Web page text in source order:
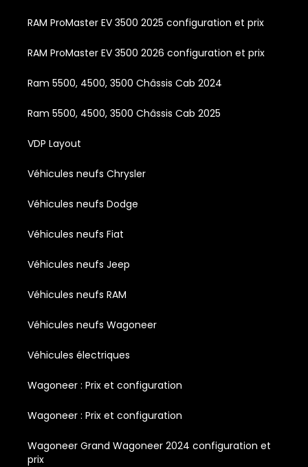
RAM ProMaster EV 3500 2025 configuration et prix
RAM ProMaster EV 3500 2026 configuration et prix
Ram 5500, 4500, 3500 Châssis Cab 2024
Ram 5500, 4500, 3500 Châssis Cab 2025
VDP Layout
Véhicules neufs Chrysler
Véhicules neufs Dodge
Véhicules neufs Fiat
Véhicules neufs Jeep
Véhicules neufs RAM
Véhicules neufs Wagoneer
Véhicules électriques
Wagoneer : Prix et configuration
Wagoneer : Prix et configuration
Wagoneer Grand Wagoneer 2024 configuration et
prix